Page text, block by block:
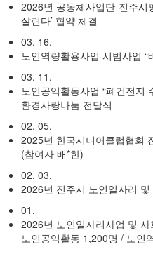
2026년 공동체사업단-진주시
살린다’ 협약 체결
03. 16.
노인역량활용사업 시범사업 “
03. 11.
노인공익활동사업 “폐건전지
환경사랑나눔 전달식
02. 05.
2025년 한국시니어클럽협회
(참여자 배*한)
02. 03.
2026년 진주시 노인일자리
01.
2026년 노인일자리사업 및
노인공익활동 1,200명 / 노인